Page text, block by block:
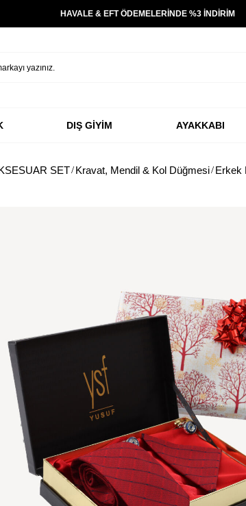
HAVALE & EFT ÖDEMELERİNDE %3 İNDİRİM
DIŞ GİYİM AYAKKABI
SET Kravat, Mendil & Kol Düğmesi Erkek